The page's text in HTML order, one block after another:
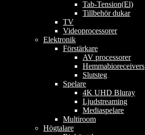
Tab-Tension(El)
Tillbehör dukar
TV
Videoprocessorer
Elektronik
Förstärkare
AV processorer
Hemmabioreceivers
Slutsteg
Spelare
4K UHD Bluray
Ljudstreaming
Mediaspelare
Multiroom
Högtalare